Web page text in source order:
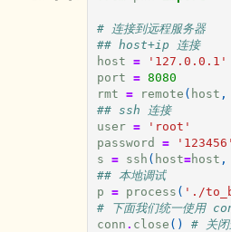
# 连接到远程服务器
## host+ip 连接
host =
'127.0.0.1'
port = 8080
rmt = remote ( host ,
## ssh 连接
user =
'root'
password
=
'123456'
s = ssh ( host=host ,
## 本地调试
p = process ( './
# 下面我们统一使用
conn . close () # 关闭